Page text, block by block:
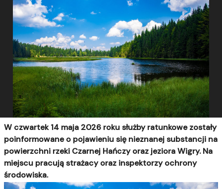
W czwartek 14 maja 2026 roku służby ratunkowe zostały
poinformowane o pojawieniu się nieznanej substancji na
powierzchni rzeki Czarnej Hańczy oraz jeziora Wigry. Na
miejscu pracują strażacy oraz inspektorzy ochrony
środowiska.